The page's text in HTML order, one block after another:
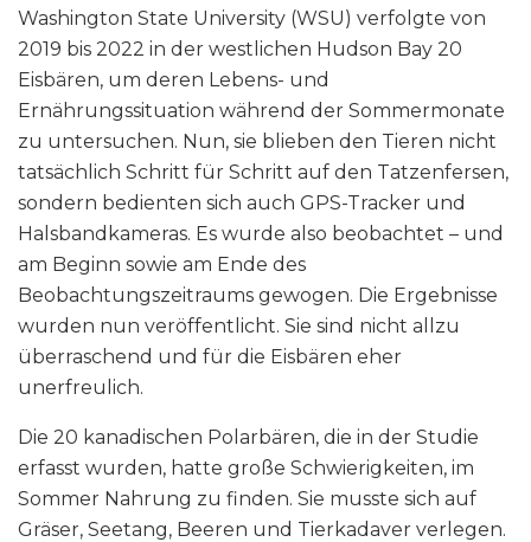
Washington State University (WSU) verfolgte von
2019 bis 2022 in der westlichen Hudson Bay 20
Eisbären, um deren Lebens- und
Ernährungssituation während der Sommermonate
zu untersuchen. Nun, sie blieben den Tieren nicht
tatsächlich Schritt für Schritt auf den Tatzenfersen,
sondern bedienten sich auch GPS-Tracker und
Halsbandkameras. Es wurde also beobachtet – und
am Beginn sowie am Ende des
Beobachtungszeitraums gewogen. Die Ergebnisse
wurden nun veröffentlicht. Sie sind nicht allzu
überraschend und für die Eisbären eher
unerfreulich.
Die 20 kanadischen Polarbären, die in der Studie
erfasst wurden, hatte große Schwierigkeiten, im
Sommer Nahrung zu finden. Sie musste sich auf
Gräser, Seetang, Beeren und Tierkadaver verlegen.